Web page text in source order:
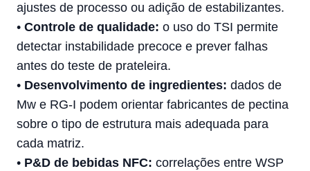
ajustes de processo ou adição de estabilizantes.
• Controle de qualidade: o uso do TSI permite
detectar instabilidade precoce e prever falhas
antes do teste de prateleira.
• Desenvolvimento de ingredientes: dados de
Mw e RG-I podem orientar fabricantes de pectina
sobre o tipo de estrutura mais adequada para
cada matriz.
• P&D de bebidas NFC: correlações entre WSP